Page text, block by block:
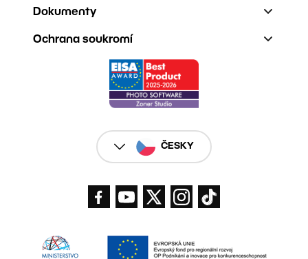
Dokumenty
Ochrana soukromí
ČESKY